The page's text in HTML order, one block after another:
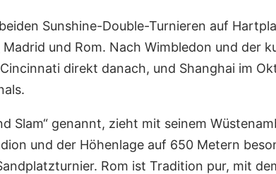
Sunshine-Double-Turnieren auf
und Rom. Nach Wimbledon und der
direkt danach, und Shanghai im
Slam“ genannt, zieht mit seinem
und der Höhenlage auf 650 Metern
Rom ist Tradition pur, mit